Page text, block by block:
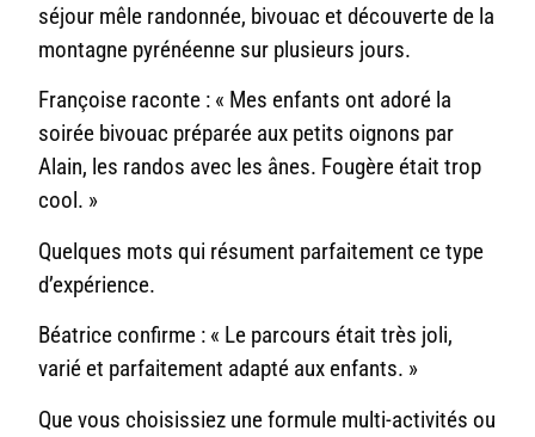
séjour mêle randonnée, bivouac et découverte de la
montagne pyrénéenne sur plusieurs jours.
Françoise raconte : « Mes enfants ont adoré la
soirée bivouac préparée aux petits oignons par
Alain, les randos avec les ânes. Fougère était trop
cool. »
Quelques mots qui résument parfaitement ce type
d’expérience.
Béatrice confirme : « Le parcours était très joli,
varié et parfaitement adapté aux enfants. »
Que vous choisissiez une formule multi-activités ou